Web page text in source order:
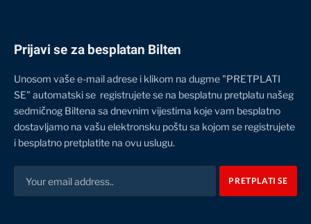
Prijavi se za besplatan Bilten
Unosom vaše e-mail adrese i klikom na dugme "PRETPLATI
SE" automatski se registrujete se na besplatnu pretplatu našeg
sedmičnog Biltena sa dnevnim vijestima koje vam besplatno
dostavljamo na vašu elektronsku poštu sa kojom se registrujete
i besplatno pretplatite na ovu uslugu.